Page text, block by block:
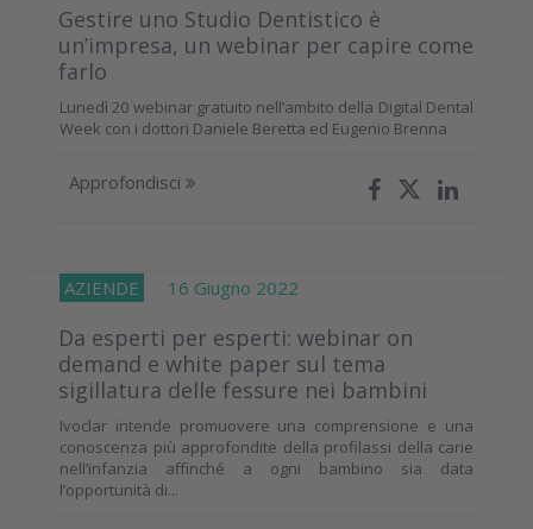
Gestire uno Studio Dentistico è
un’impresa, un webinar per capire come
farlo
Lunedì 20 webinar gratuito nell’ambito della Digital Dental
Week con i dottori Daniele Beretta ed Eugenio Brenna
Approfondisci
AZIENDE 16 Giugno 2022
Da esperti per esperti: webinar on
demand e white paper sul tema
sigillatura delle fessure nei bambini
Ivoclar intende promuovere una comprensione e una
conoscenza più approfondite della profilassi della carie
nell’infanzia affinché a ogni bambino sia data
l’opportunità di...